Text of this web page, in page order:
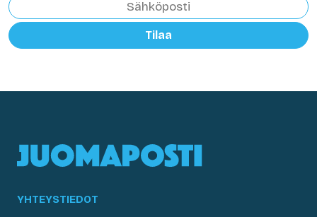
Tilaa
YHTEYSTIEDOT